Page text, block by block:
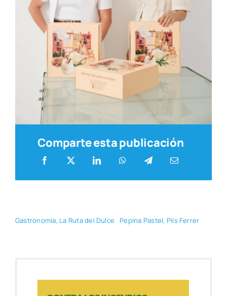
Comparte esta publicación
Gas­tro­no­mía, La Ruta del Dul­ce Pepi­na Pas­tel, Pils Ferrer